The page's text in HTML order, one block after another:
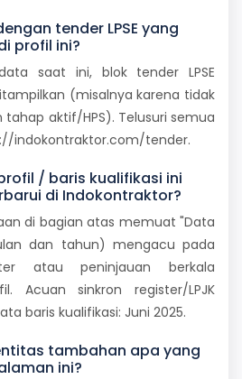
tender LPSE yang
profil ini?
saat ini, blok tender LPSE
(misalnya karena tidak
aktif/HPS). Telusuri semua
indokontraktor.com/tender.
/ baris kualifikasi ini
di Indokontraktor?
di bagian atas memuat "Data
dan tahun) mengacu pada
atau peninjauan berkala
Acuan sinkron register/LPJK
baris kualifikasi: Juni 2025.
tambahan apa yang
ini?